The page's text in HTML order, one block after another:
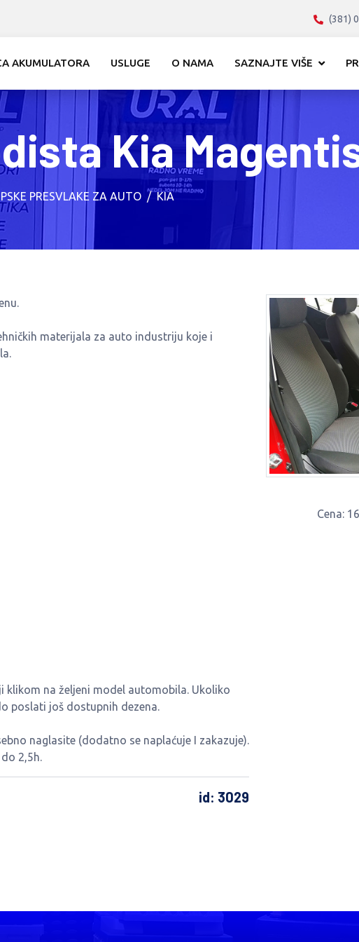
(381)
AKUMULATORA USLUGE O NAMA SAZNAJTE VIŠE
Kia
PRESVLAKE ZA AUTO KIA
materijala za auto industriju koje i
klikom na željeni model automobila. Ukoliko
poslati još dostupnih dezena.
naglasite (dodatno se naplaćuje I zakazuje).
2,5h.
id: 3029
Cena: